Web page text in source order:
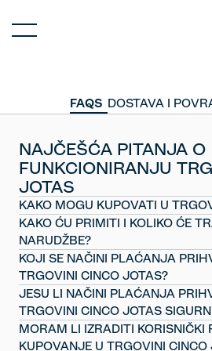
FAQS DOSTAVA I
NAJČEŠĆA PITANJA O
FUNKCIONIRANJU
JOTAS
KAKO MOGU KUPOVATI U
Proces kupnje u trgovini Cinco Jotas
Osmislili smo trgovinu jednostavnu za
košaricu. Kad napuniš košaricu,
narudžbu u 3 jednostavna koraka.
KAKO ĆU PRIMITI I KOLIKO ĆE
NARUDŽBE?
Sve narudžbe isporučuju se unutar 2
kontinentalnoj Španjolskoj. Za
ovdje
.
KOJI SE NAČINI PLAĆANJA
TRGOVINI CINCO JOTAS?
U našoj mrežnoj trgovini možete platiti
karticom te putem usluga Bizum,
JESU LI NAČINI PLAĆANJA
TRGOVINI CINCO JOTAS
Apsolutno. Plaćanje bankovnom
MORAM LI IZRADITI KORISNIČKI
KUPOVANJE U TRGOVINI CINCO